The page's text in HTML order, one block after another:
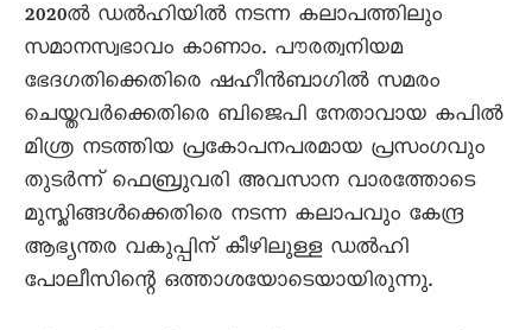
2020ൽ ഡൽഹിയിൽ നടന്ന കലാപത്തിലും
സമാനസ്വഭാവം കാണാം. പൗരത്വനിയമ
ഭേദഗതിക്കെതിരെ ഷഹീൻബാഗിൽ സമരം
ചെയ്തവർക്കെതിരെ ബിജെപി നേതാവായ കപിൽ
മിശ്ര നടത്തിയ പ്രകോപനപരമായ പ്രസംഗവും
തുടർന്ന് ഫെബ്രുവരി അവസാന വാരത്തോടെ
മുസ്ലിങ്ങൾക്കെതിരെ നടന്ന കലാപവും കേന്ദ്ര
ആഭ്യന്തര വകുപ്പിന് കീഴിലുള്ള ഡൽഹി
പോലീസിന്റെ ഒത്താശയോടെയായിരുന്നു.